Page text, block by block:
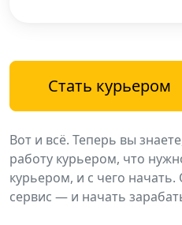
Стать курьером
Вот и всё. Теперь вы
работу курьером, что
курьером, и с чего
сервис — и начать